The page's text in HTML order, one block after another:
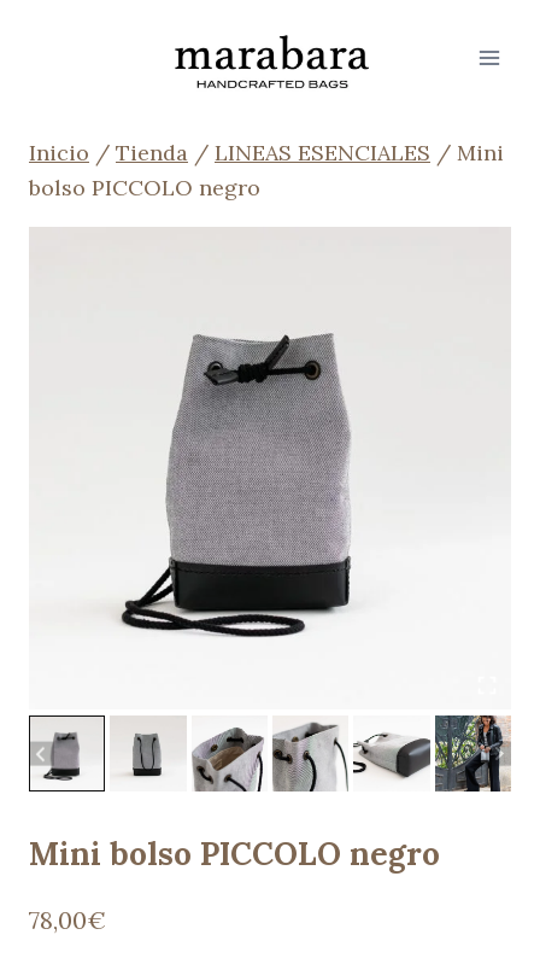
Inicio / Tienda / LINEAS ESENCIALES / Mini
bolso PICCOLO negro
Mini bolso PICCOLO negro
78,00€